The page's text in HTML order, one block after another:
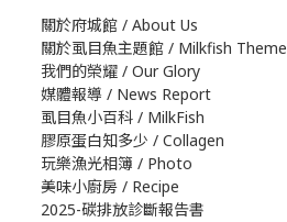
關於府城館 / About Us
關於虱目魚主題館 / Milkfish Theme
我們的榮耀 / Our Glory
媒體報導 / News Report
虱目魚小百科 / MilkFish
膠原蛋白知多少 / Collagen
玩樂漁光相簿 / Photo
美味小廚房 / Recipe
2025-碳排放診斷報告書